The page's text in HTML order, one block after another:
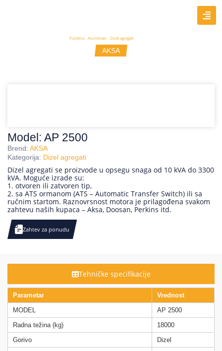
Početna/ Asortiman/ Dizel agregati/ AP 2500
AKSA
Model: AP 2500
Brend: AKSA
Kategorija: Dizel agregati
Dizel agregati se proizvode u opsegu snaga od 10 kVA do 3300
kVA. Moguće izrade su:
1. otvoren ili zatvoren tip,
2. sa ATS ormanom (ATS – Automatic Transfer Switch) ili sa
ručnim startom. Raznovrsnost motora je prilagođena svakom
zahtevu naših kupaca – Aksa, Doosan, Perkins itd.
Zahtev za ponudu
Tehničke specifikacije
Parametar
Vrednost
MODEL
AP 2500
Radna težina (kg)
18000
Gorivo
Dizel